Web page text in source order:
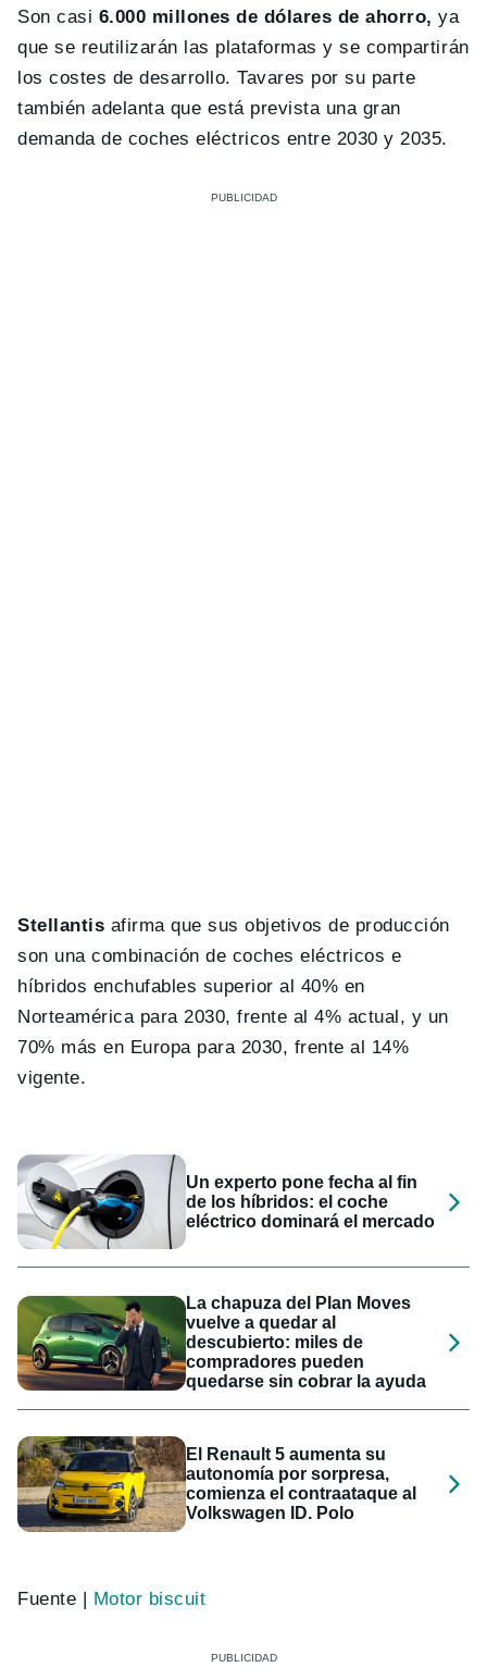
Son casi 6.000 millones de dólares de ahorro, ya
que se reutilizarán las plataformas y se compartirán
los costes de desarrollo. Tavares por su parte
también adelanta que está prevista una gran
demanda de coches eléctricos entre 2030 y 2035.
Stellantis afirma que sus objetivos de producción
son una combinación de coches eléctricos e
híbridos enchufables superior al 40% en
Norteamérica para 2030, frente al 4% actual, y un
70% más en Europa para 2030, frente al 14%
vigente.
Un experto pone fecha al fin
de los híbridos: el coche
eléctrico dominará el mercado
La chapuza del Plan Moves
vuelve a quedar al
descubierto: miles de
compradores pueden
quedarse sin cobrar la ayuda
El Renault 5 aumenta su
autonomía por sorpresa,
comienza el contraataque al
Volkswagen ID. Polo
Fuente | Motor biscuit